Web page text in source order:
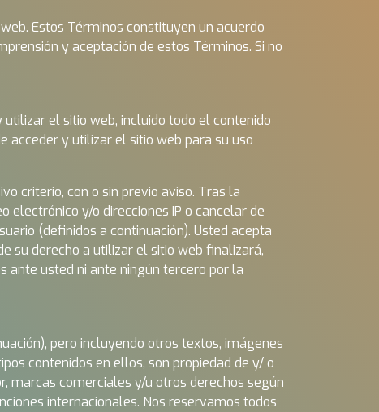
Estos Términos constituyen un acuerdo
y aceptación de estos Términos. Si no
el sitio web, incluido todo el contenido
acceder y utilizar el sitio web para su uso
criterio, con o sin previo aviso. Tras la
electrónico y/o direcciones IP o cancelar de
(definidos a continuación). Usted acepta
su derecho a utilizar el sitio web finalizará,
ante usted ni ante ningún tercero por la
pero incluyendo otros textos, imágenes
contenidos en ellos, son propiedad de y/ o
marcas comerciales y/u otros derechos según
internacionales. Nos reservamos todos